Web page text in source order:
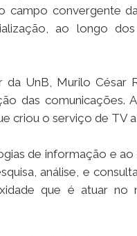
convergente
ao longo
UnB, Murilo César
das comunicações.
criou o serviço de TV
de informação e
análise, e
que é atuar no